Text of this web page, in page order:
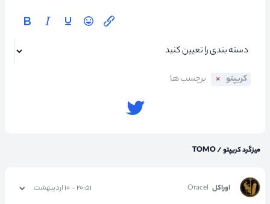
کریپتو
میزگرد کریپتو/
TOMO
اوراکل Oracel ۲۰:۵۱ - ۱۰ اردیبهشت